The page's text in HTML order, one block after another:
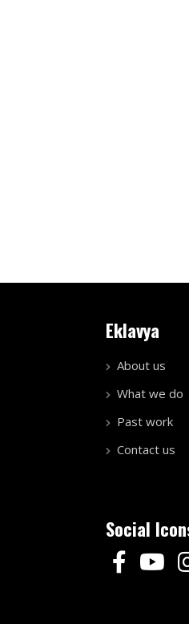
Eklavya
About us
What we do
Past work
Contact us
Social